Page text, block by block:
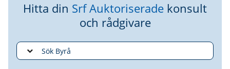
Hitta din Srf Auktoriserade konsult
och rådgivare